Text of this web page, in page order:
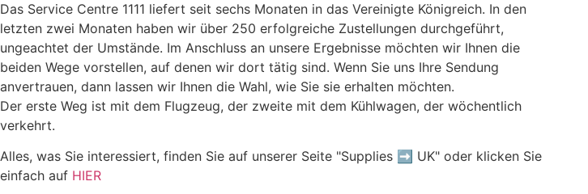
Das Service Centre 1111 liefert seit sechs Monaten in das Vereinigte Königreich. In den
letzten zwei Monaten haben wir über 250 erfolgreiche Zustellungen durchgeführt,
ungeachtet der Umstände. Im Anschluss an unsere Ergebnisse möchten wir Ihnen die
beiden Wege vorstellen, auf denen wir dort tätig sind. Wenn Sie uns Ihre Sendung
anvertrauen, dann lassen wir Ihnen die Wahl, wie Sie sie erhalten möchten.
Der erste Weg ist mit dem Flugzeug, der zweite mit dem Kühlwagen, der wöchentlich
verkehrt.
Alles, was Sie interessiert, finden Sie auf unserer Seite "Supplies ➡️ UK" oder klicken Sie
einfach auf HIER